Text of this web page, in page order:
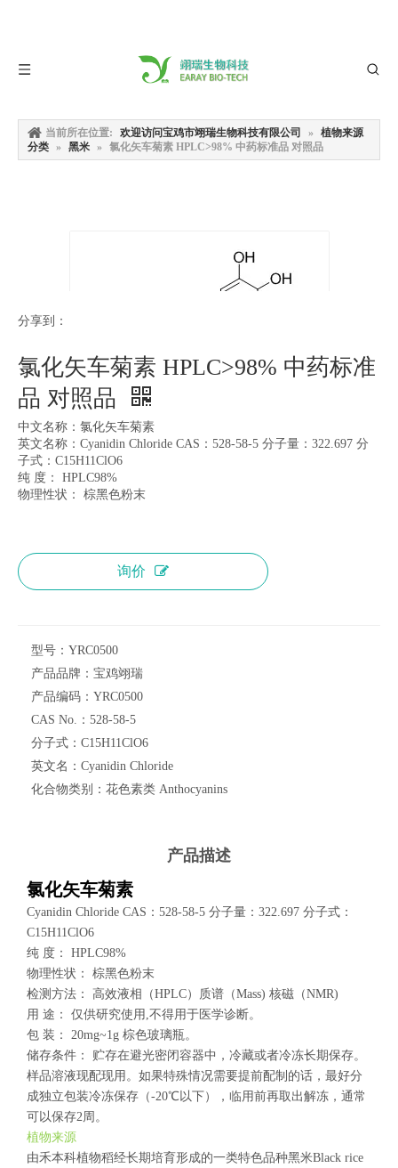
当前所在位置: 欢迎访问宝鸡市翊瑞生物科技有限公司 »
植物来源
分类 » 黑米 » 氯化矢车菊素 HPLC>98% 中药标准品 对照品
分享到：
氯化矢车菊素 HPLC>98% 中药标准
品 对照品
中文名称：氯化矢车菊素
英文名称：Cyanidin Chloride CAS：528-58-5 分子量：322.697 分
子式：C15H11ClO6
纯 度： HPLC98%
物理性状： 棕黑色粉末
询价
型号： YRC0500
产品品牌： 宝鸡翊瑞
产品编码： YRC0500
CAS No.： 528-58-5
分子式： C15H11ClO6
英文名： Cyanidin Chloride
化合物类别： 花色素类 Anthocyanins
产品描述
氯化矢车菊素
Cyanidin Chloride CAS：528-58-5 分子量：322.697 分子式：
C15H11ClO6
纯 度： HPLC98%
物理性状： 棕黑色粉末
检测方法： 高效液相（HPLC）质谱（Mass) 核磁（NMR)
用 途： 仅供研究使用,不得用于医学诊断。
包 装： 20mg~1g 棕色玻璃瓶。
储存条件： 贮存在避光密闭容器中，冷藏或者冷冻长期保存。
样品溶液现配现用。如果特殊情况需要提前配制的话，最好分
成独立包装冷冻保存（-20℃以下），临用前再取出解冻，通常
可以保存2周。
植物来源
由禾本科植物稻经长期培育形成的一类特色品种黑米Black rice